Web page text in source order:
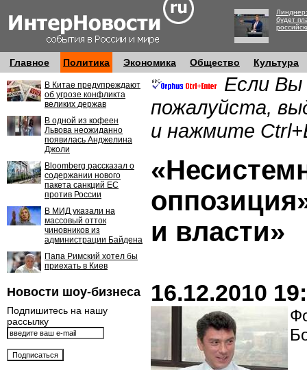
будет
Главное Политика Экономика Общество Культура
В Китае предупреждают
об угрозе конфликта
великих держав
В одной из кофеен
Львова неожиданно
появилась Анджелина
Джоли
Bloomberg рассказал о
содержании нового
пакета санкций ЕС
против России
В МИД указали на
массовый отток
чиновников из
администрации Байдена
Папа Римский хотел бы
приехать в Киев
Новости шоу-бизнеса
Подпишитесь на нашу
рассылку
Если Вы
пожалуйста,
и нажмите
и власти»
16.12.2010